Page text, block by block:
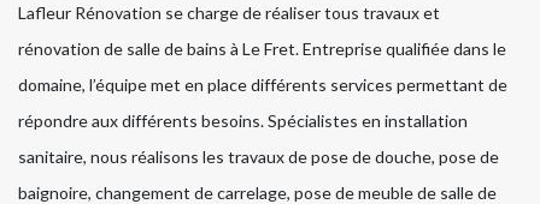
Lafleur Rénovation se charge de réaliser tous travaux et
rénovation de salle de bains à Le Fret. Entreprise qualifiée dans le
domaine, l’équipe met en place différents services permettant de
répondre aux différents besoins. Spécialistes en installation
sanitaire, nous réalisons les travaux de pose de douche, pose de
baignoire, changement de carrelage, pose de meuble de salle de